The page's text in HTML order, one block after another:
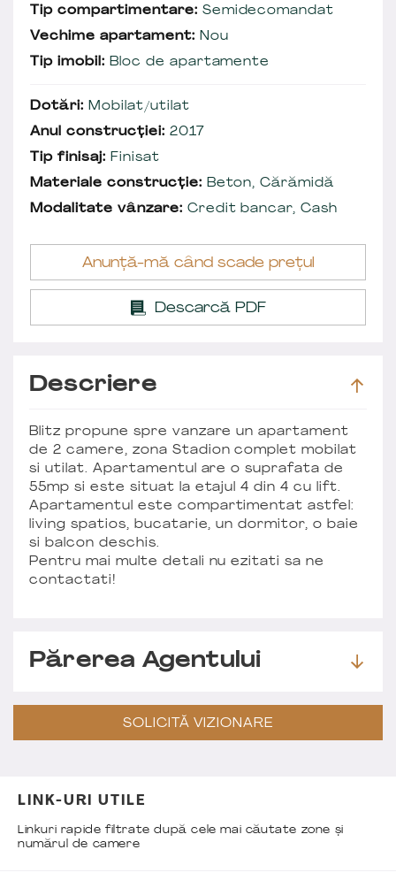
Tip compartimentare: Semidecomandat
Vechime apartament: Nou
Tip imobil: Bloc de apartamente
Dotări: Mobilat/utilat
Anul construcției: 2017
Tip finisaj: Finisat
Materiale construcție: Beton, Cărămidă
Modalitate vânzare: Credit bancar, Cash
Anunță-mă când scade prețul
Descarcă PDF
Descriere
Blitz propune spre vanzare un apartament
de 2 camere, zona Stadion complet mobilat
si utilat. Apartamentul are o suprafata de
55mp si este situat la etajul 4 din 4 cu lift.
Apartamentul este compartimentat astfel:
living spatios, bucatarie, un dormitor, o baie
si balcon deschis.
Pentru mai multe detali nu ezitati sa ne
contactati!
Părerea Agentului
SOLICITĂ VIZIONARE
LINK-URI UTILE
Linkuri rapide filtrate după cele mai căutate zone și
numărul de camere